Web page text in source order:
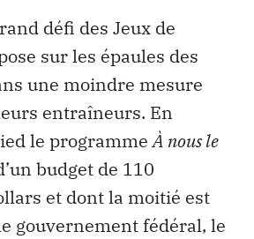
défi des Jeux de
sur les épaules des
une moindre mesure
entraîneurs. En
le programmeÀ nous le
budget de 110
et dont la moitié est
gouvernement fédéral, le